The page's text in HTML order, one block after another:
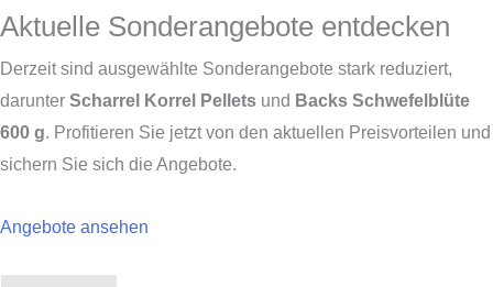
Aktuelle Sonderangebote entdecken
Derzeit sind ausgewählte Sonderangebote stark reduziert,
darunter Scharrel Korrel Pellets und Backs Schwefelblüte
600 g. Profitieren Sie jetzt von den aktuellen Preisvorteilen und
sichern Sie sich die Angebote.
Angebote ansehen